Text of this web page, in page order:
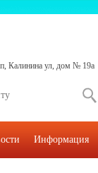
Калинина ул, дом № 19а
Информация